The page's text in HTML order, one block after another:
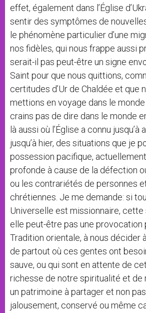
effet, également dans l’Église
sentir des symptômes de
le phénomène particulier d’une
nos fidèles, qui nous frappe aussi
serait-il pas peut-être un signe
Saint pour que nous quittions,
certitudes d’Ur de Chaldée et que
mettions en voyage dans le
crains pas de dire dans le monde
là aussi où l’Église a connu jusqu’à
jusqu’à hier, des situations que je
possession pacifique,
profonde à cause de la défection
ou les contrariétés de personnes
chrétiennes. Je me demande: si
Universelle est missionnaire, cette
elle peut-être pas une provocation
Tradition orientale, à nous décider
de partout où ces gentes ont
sauve, ou qui sont en attente de
richesse de notre spiritualité et de
un patrimoine à partager et non
jalousement, conservé ou même